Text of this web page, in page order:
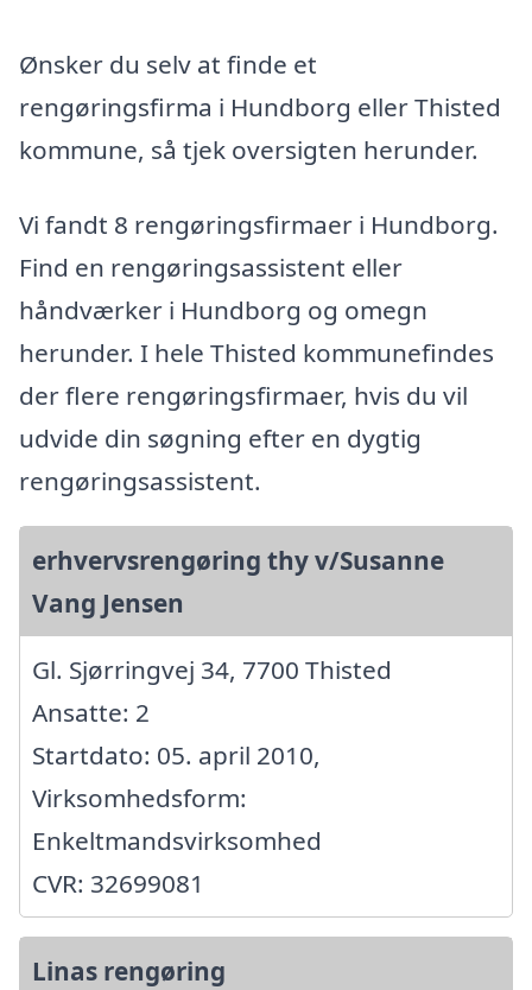
Ønsker du selv at finde et
rengøringsfirma i Hundborg eller Thisted
kommune, så tjek oversigten herunder.
Vi fandt 8 rengøringsfirmaer i Hundborg.
Find en rengøringsassistent eller
håndværker i Hundborg og omegn
herunder. I hele Thisted kommunefindes
der flere rengøringsfirmaer, hvis du vil
udvide din søgning efter en dygtig
rengøringsassistent.
erhvervsrengøring thy v/Susanne
Vang Jensen
Gl. Sjørringvej 34, 7700 Thisted
Ansatte: 2
Startdato: 05. april 2010,
Virksomhedsform:
Enkeltmandsvirksomhed
CVR: 32699081
Linas rengøring